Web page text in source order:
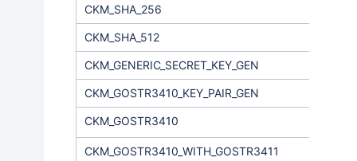
CKM_SHA_256
CKM_SHA_512
CKM_GENERIC_SECRET_KEY_GEN
CKM_GOSTR3410_KEY_PAIR_GEN
CKM_GOSTR3410
CKM_GOSTR3410_WITH_GOSTR3411